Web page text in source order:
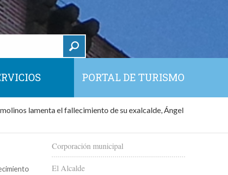
PORTAL DE TURISMO
lamenta el fallecimiento de su exalcalde, Ángel
Corporación municipal
El Alcalde